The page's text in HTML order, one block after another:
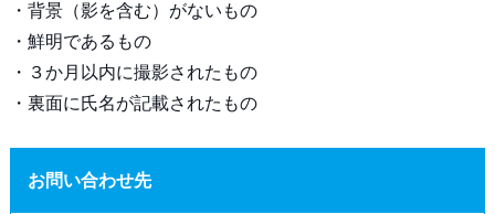
・背景（影を含む）がないもの
・鮮明であるもの
・３か月以内に撮影されたもの
・裏面に氏名が記載されたもの
お問い合わせ先